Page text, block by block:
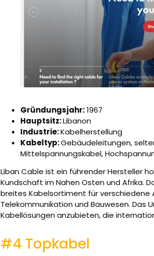
Gründungsjahr:1967
Hauptsitz:Libanon
Industrie:Kabelherstellung
Kabeltyp:Gebäudeleitungen,
Mittelspannungskabel,
Liban Cable ist ein führender Hersteller
Kundschaft im Nahen Osten und Afrika.
breites Kabelsortiment für verschiedene
Telekommunikation und Bauwesen. Das
Kabellösungen anzubieten, die
#4 Topkabel